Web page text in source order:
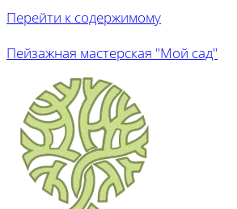
Перейти к содержимому
Пейзажная мастерская "Мой сад"